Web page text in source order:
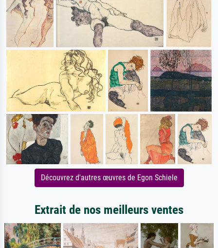
Découvrez d'autres œuvres de Egon Schiele
Extrait de nos meilleurs ventes